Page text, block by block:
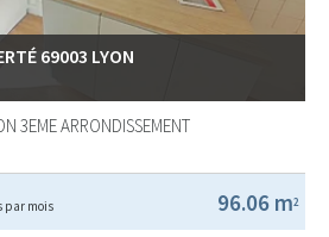
69003 LYON
3EME ARRONDISSEMENT
96.06 m2
par mois